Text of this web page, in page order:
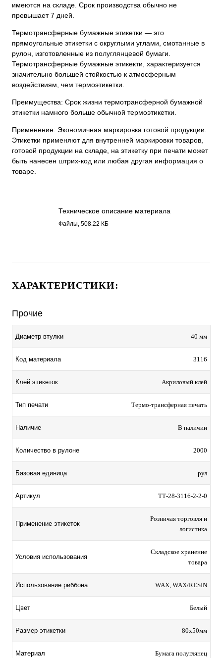
имеются на складе. Срок производства обычно не
превышает 7 дней.
Термотрансферные бумажные этикетки — это
прямоугольные этикетки с округлыми углами, смотанные в
рулон, изготовленные из полуглянцевой бумаги.
Термотрансферные бумажные этикекти, характеризуется
значительно большей стойкостью к атмосферным
воздействиям, чем термоэтикетки.
Преимущества: Срок жизни термотрансферной бумажной
этикетки намного больше обычной термоэтикетки.
Применение: Экономичная маркировка готовой продукции.
Этикетки применяют для внутренней маркировки товаров,
готовой продукции на складе, на этикетку при печати может
быть нанесен штрих-код или любая другая информация о
товаре.
Техническое описание материала
Бумага полуглянец 3116.pdf
Файлы, 508.22 КБ
ХАРАКТЕРИСТИКИ:
Прочие
Диаметр втулки 40 мм
Код материала 3116
Клей этикеток Акриловый клей
Тип печати Термо-трансферная печать
Наличие В наличии
Количество в рулоне 2000
Базовая единица рул
Артикул TТ-28-3116-2-2-0
Применение этикеток
Розничая торговля и
логистика
Условия использования
Складское хранение
товара
Использование риббона WAX, WAX/RESIN
Цвет Белый
Размер этикетки 80х50мм
Материал Бумага полуглянец